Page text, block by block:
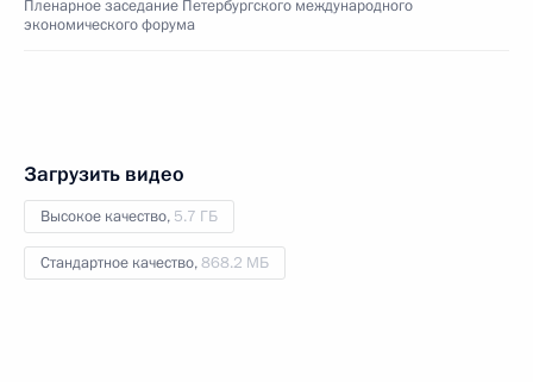
Пленарное заседание Петербургского международного
экономического форума
Загрузить видео
Высокое качество, 5.7 ГБ
Стандартное качество,868.2 МБ